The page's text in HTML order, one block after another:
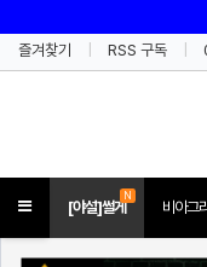
즐겨찾기
RSS 구독
Toggle[야설]썰게
N
비아그